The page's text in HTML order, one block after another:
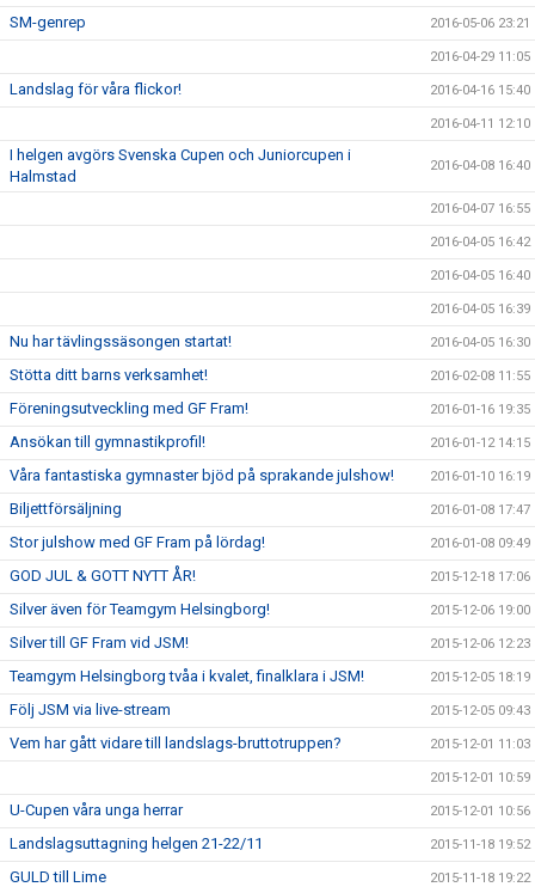
SM-genrep 2016-05-06 23:21
2016-04-29 11:05
Landslag för våra flickor! 2016-04-16 15:40
2016-04-11 12:10
I helgen avgörs Svenska Cupen och Juniorcupen i
Halmstad
2016-04-08 16:40
2016-04-07 16:55
2016-04-05 16:42
2016-04-05 16:40
2016-04-05 16:39
Nu har tävlingssäsongen startat! 2016-04-05 16:30
Stötta ditt barns verksamhet! 2016-02-08 11:55
Föreningsutveckling med GF Fram! 2016-01-16 19:35
Ansökan till gymnastikprofil! 2016-01-12 14:15
Våra fantastiska gymnaster bjöd på sprakande julshow! 2016-01-10 16:19
Biljettförsäljning 2016-01-08 17:47
Stor julshow med GF Fram på lördag! 2016-01-08 09:49
GOD JUL & GOTT NYTT ÅR! 2015-12-18 17:06
Silver även för Teamgym Helsingborg! 2015-12-06 19:00
Silver till GF Fram vid JSM! 2015-12-06 12:23
Teamgym Helsingborg tvåa i kvalet, finalklara i JSM! 2015-12-05 18:19
Följ JSM via live-stream 2015-12-05 09:43
Vem har gått vidare till landslags-bruttotruppen? 2015-12-01 11:03
2015-12-01 10:59
U-Cupen våra unga herrar 2015-12-01 10:56
Landslagsuttagning helgen 21-22/11 2015-11-18 19:52
GULD till Lime 2015-11-18 19:22